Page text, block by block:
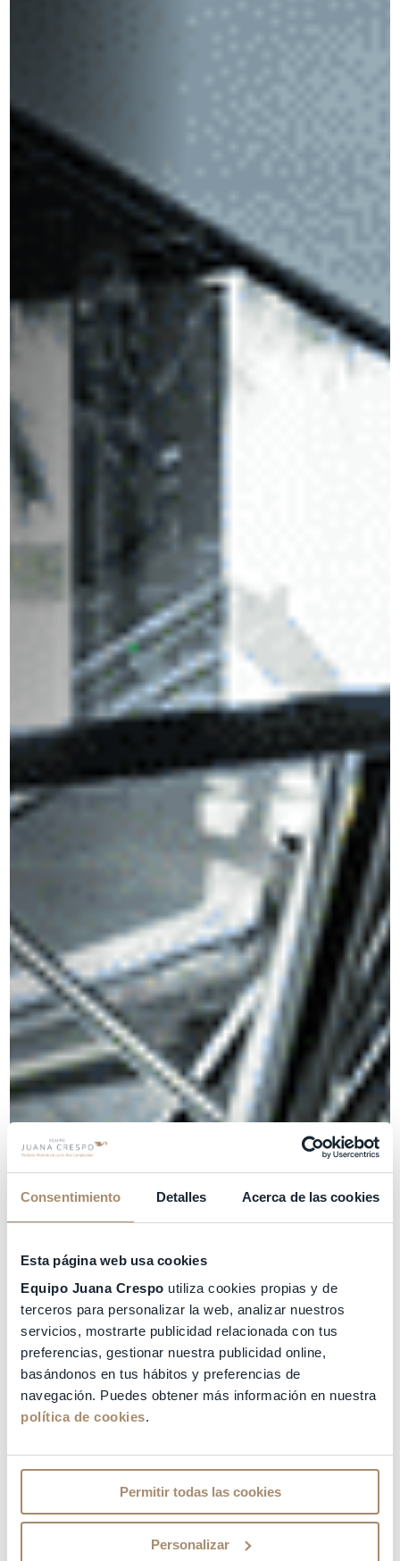
Consentimiento Detalles Acerca de las cookies
Esta página web usa cookies
Equipo Juana Crespo utiliza cookies propias y de
terceros para personalizar la web, analizar nuestros
servicios, mostrarte publicidad relacionada con tus
preferencias, gestionar nuestra publicidad online,
basándonos en tus hábitos y preferencias de
navegación. Puedes obtener más información en nuestra
política de cookies.
Permitir todas las cookies
Personalizar